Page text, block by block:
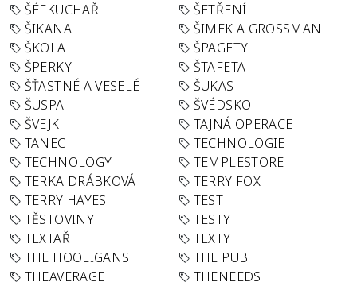
ŠÉFKUCHAŘ
ŠETŘENÍ
ŠIKANA
ŠIMEK A GROSSMAN
ŠKOLA
ŠPAGETY
ŠPERKY
ŠTAFETA
ŠŤASTNÉ A VESELÉ
ŠUKAS
ŠUSPA
ŠVÉDSKO
ŠVEJK
TAJNÁ OPERACE
TANEC
TECHNOLOGIE
TECHNOLOGY
TEMPLESTORE
TERKA DRÁBKOVÁ
TERRY FOX
TERRY HAYES
TEST
TĚSTOVINY
TESTY
TEXTAŘ
TEXTY
THE HOOLIGANS
THE PUB
THEAVERAGE
THENEEDS